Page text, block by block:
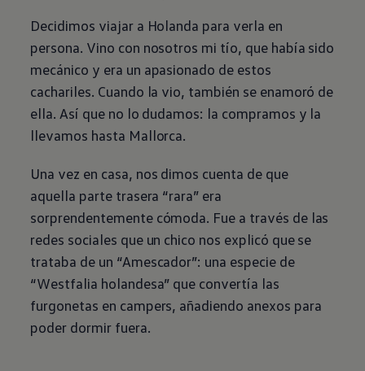
Decidimos viajar a Holanda para verla en
persona. Vino con nosotros mi tío, que había sido
mecánico y era un apasionado de estos
cachariles. Cuando la vio, también se enamoró de
ella. Así que no lo dudamos: la compramos y la
llevamos hasta Mallorca.
Una vez en casa, nos dimos cuenta de que
aquella parte trasera “rara” era
sorprendentemente cómoda. Fue a través de las
redes sociales que un chico nos explicó que se
trataba de un “Amescador”: una especie de
“Westfalia holandesa” que convertía las
furgonetas en campers, añadiendo anexos para
poder dormir fuera.